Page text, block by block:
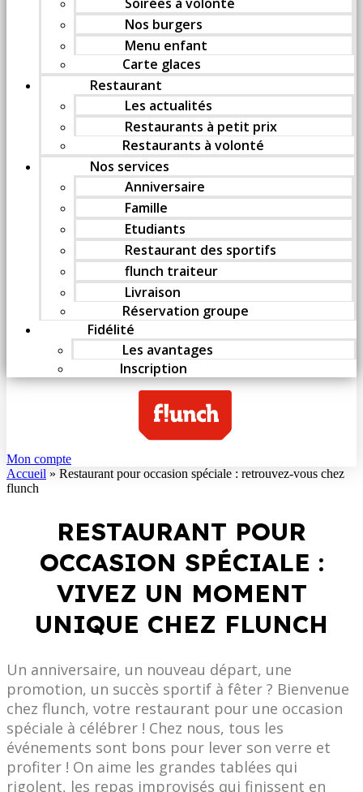
Nos burgers
Menu enfant
Carte glaces
Restaurant
Les actualités
Restaurants à petit prix
Restaurants à volonté
Nos services
Anniversaire
Famille
Etudiants
Restaurant des sportifs
flunch traiteur
Livraison
Réservation groupe
Fidélité
Les avantages
Inscription
Mon compte
Accueil » Restaurant pour occasion spéciale : retrouvez-vous chez
flunch
RESTAURANT POUR
OCCASION SPÉCIALE :
VIVEZ UN MOMENT
UNIQUE CHEZ FLUNCH
Un anniversaire, un nouveau départ, une
promotion, un succès sportif à fêter ? Bienvenue
chez flunch, votre restaurant pour une occasion
spéciale à célébrer ! Chez nous, tous les
événements sont bons pour lever son verre et
profiter ! On aime les grandes tablées qui
rigolent, les repas improvisés qui finissent en